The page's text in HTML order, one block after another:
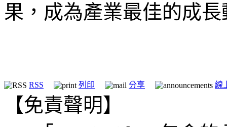
果，成為產業最佳的成長
RSS 列印 分享 線
【免責聲明】